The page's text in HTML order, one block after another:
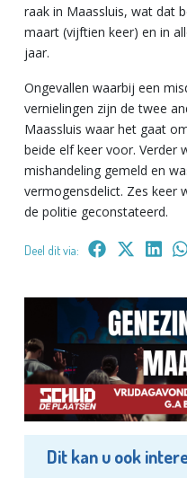
raak in Maassluis, wat dat
maart (vijftien keer) en in
jaar.
Ongevallen waarbij een
vernielingen zijn de twee
Maassluis waar het gaat
beide elf keer voor. Verder
mishandeling gemeld en
vermogensdelict. Zes keer
de politie geconstateerd.
Deel dit via:
Dit kan u ook